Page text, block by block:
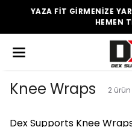
Knee Wraps 2 ürün
Dex Supports Knee